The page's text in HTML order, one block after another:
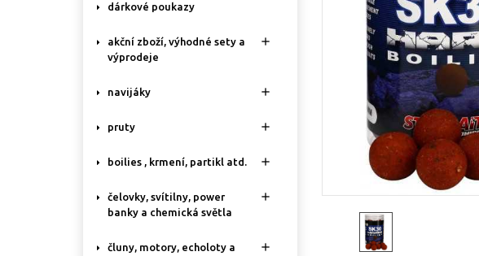
dárkové poukazy
akční zboží, výhodné sety a
výprodeje

navijáky 
pruty 
boilies , krmení, partikl atd. 
čelovky, svítilny, power
banky a chemická světla

čluny, motory, echoloty a
